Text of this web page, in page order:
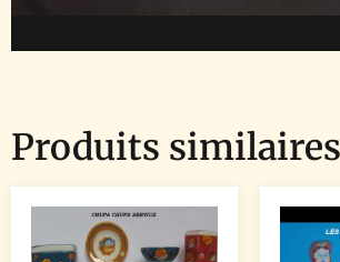
Produits similaires